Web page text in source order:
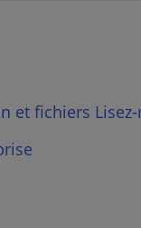
et fichiers